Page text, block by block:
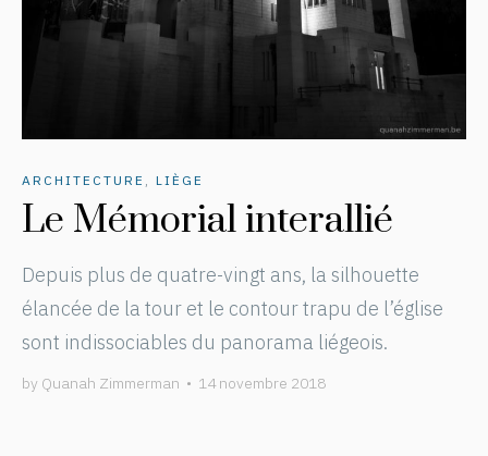
ARCHITECTURE , LIÈGE
Le Mémorial interallié
Depuis plus de quatre-vingt ans, la silhouette
élancée de la tour et le contour trapu de l’église
sont indissociables du panorama liégeois.
by Quanah Zimmerman • 14 novembre 2018